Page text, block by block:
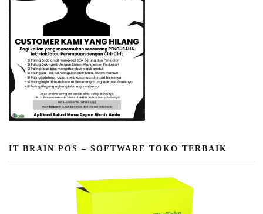
IT BRAIN POS – SOFTWARE TOKO TERBAIK